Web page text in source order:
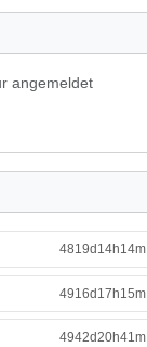
angemeldet
4819d14h14m
4916d17h15m
4942d20h41m